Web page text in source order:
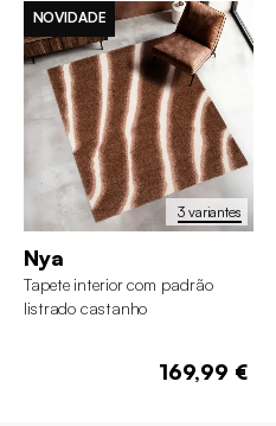
3 variantes
NOVIDADE
Nya
Tapete interior com padrão
listrado castanho
169,99 €